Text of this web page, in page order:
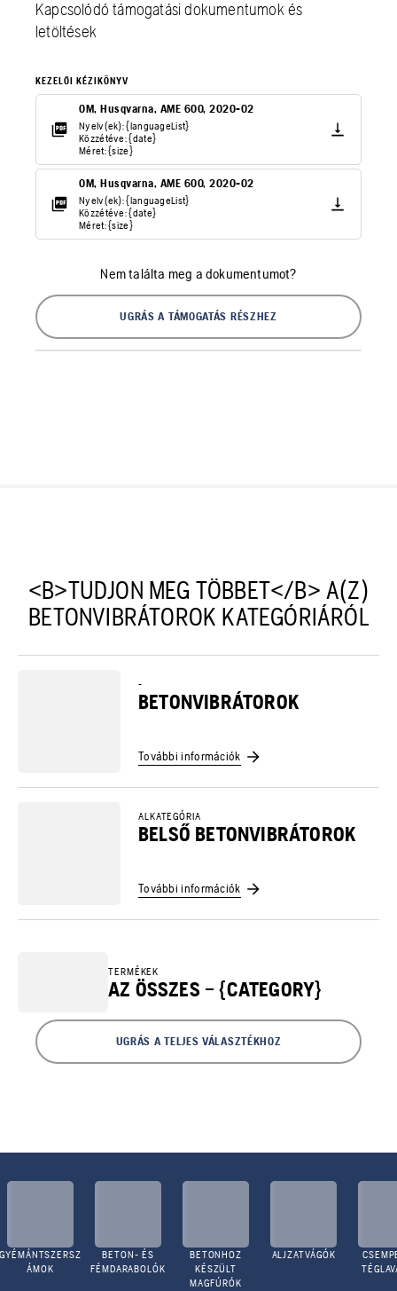
Kapcsolódó támogatási dokumentumok és
letöltések
KEZELŐI KÉZIKÖNYV
OM, Husqvarna, AME 600, 2020-02
Nyelv(ek): {languageList}
Közzétéve: {date}
Méret: {size}
OM, Husqvarna, AME 600, 2020-02
Nyelv(ek): {languageList}
Közzétéve: {date}
Méret: {size}
Nem találta meg a dokumentumot?
UGRÁS A TÁMOGATÁS RÉSZHEZ
<B>TUDJON MEG TÖBBET</B> A(Z)
BETONVIBRÁTOROK KATEGÓRIÁRÓL
-
BETONVIBRÁTOROK
További információk
ALKATEGÓRIA
BELSŐ BETONVIBRÁTOROK
További információk
TERMÉKEK
AZ ÖSSZES – {CATEGORY}
UGRÁS A TELJES VÁLASZTÉKHOZ
GYÉMÁNTSZERSZ
ÁMOK
BETON- ÉS
FÉMDARABOLÓK
BETONHOZ
KÉSZÜLT
MAGFÚRÓK
ALJZATVÁGÓK